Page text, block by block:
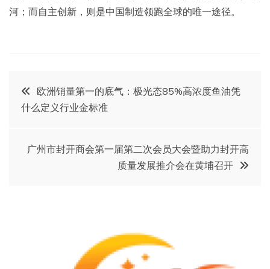
河；而自主创新，则是中国制造领跑全球的唯一途径。
文
章
导
欧洲销量第一的底气：极光态85%高浓度鱼油凭
什么定义行业金标准
广州市封开商会第一届第二次会员大会暨助力封开高
质量发展推介会在黄埔召开